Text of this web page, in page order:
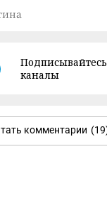
каналы
комментарии